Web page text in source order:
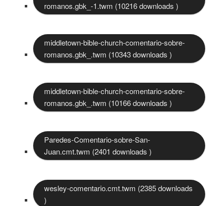
romanos.gbk_-1.twm (10216 downloads )
middletown-bible-church-comentario-sobre-
romanos.gbk_.twm (10343 downloads )
middletown-bible-church-comentario-sobre-
romanos.gbk_.twm (10166 downloads )
Paredes-Comentario-sobre-San-
Juan.cmt.twm (2401 downloads )
wesley-comentario.cmt.twm (2385 downloads
)